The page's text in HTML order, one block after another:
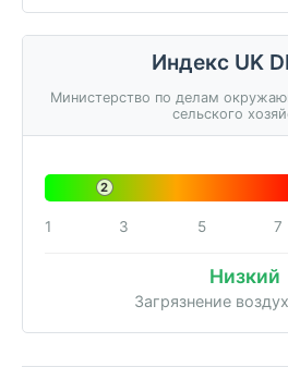
Индекс UK
Министерство по делам
сельского
2
1 3 5 7
Низкий
Загрязнение